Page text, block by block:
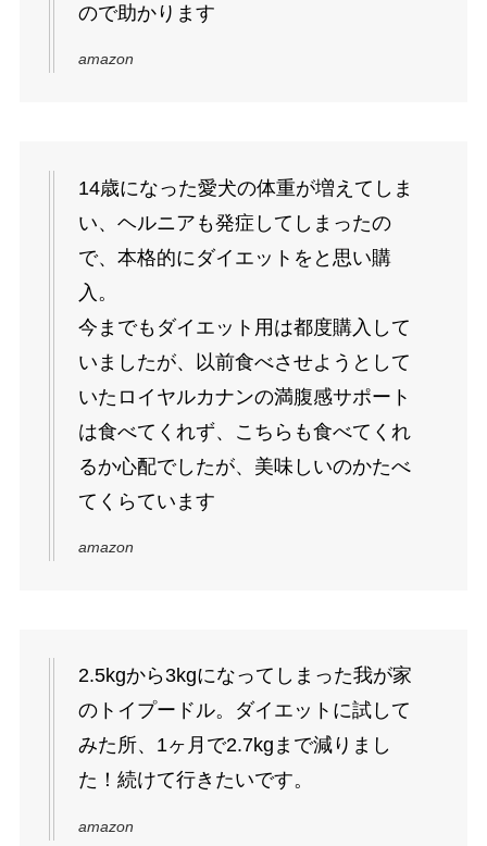
ので助かります
amazon
14歳になった愛犬の体重が増えてしま
い、ヘルニアも発症してしまったの
で、本格的にダイエットをと思い購
入。
今までもダイエット用は都度購入して
いましたが、以前食べさせようとして
いたロイヤルカナンの満腹感サポート
は食べてくれず、こちらも食べてくれ
るか心配でしたが、美味しいのかたべ
てくらています
amazon
2.5kgから3kgになってしまった我が家
のトイプードル。ダイエットに試して
みた所、1ヶ月で2.7kgまで減りまし
た！続けて行きたいです。
amazon